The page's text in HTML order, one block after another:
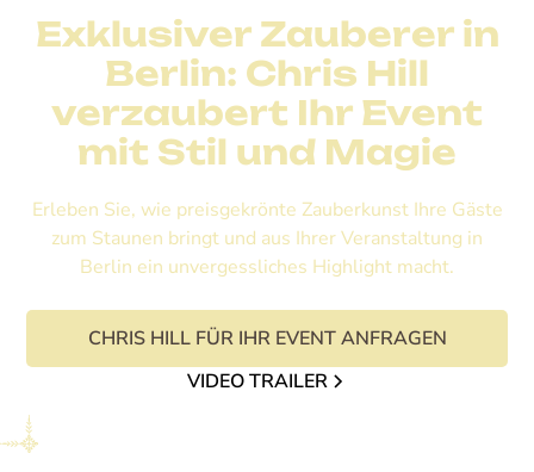
Exklusiver Zauberer in
Berlin: Chris Hill
verzaubert Ihr Event
mit Stil und Magie
Erleben Sie, wie preisgekrönte Zauberkunst Ihre Gäste
zum Staunen bringt und aus Ihrer Veranstaltung in
Berlin ein unvergessliches Highlight macht.
CHRIS HILL FÜR IHR EVENT ANFRAGEN
VIDEO TRAILER